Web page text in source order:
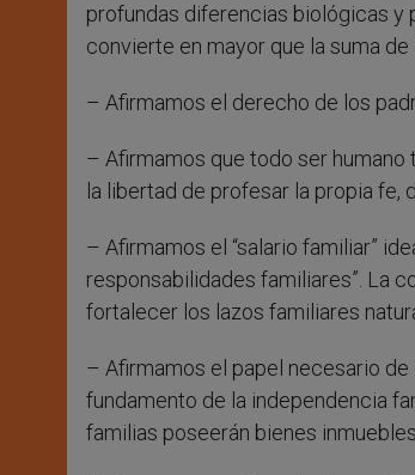
profundas diferencias biológicas y
convierte en mayor que la suma de
– Afirmamos el derecho de los
– Afirmamos que todo ser
la libertad de profesar la propia fe,
– Afirmamos el “salario familiar”
responsabilidades familiares”. La
fortalecer los lazos familiares
– Afirmamos el papel necesario
fundamento de la independencia
familias poseerán bienes